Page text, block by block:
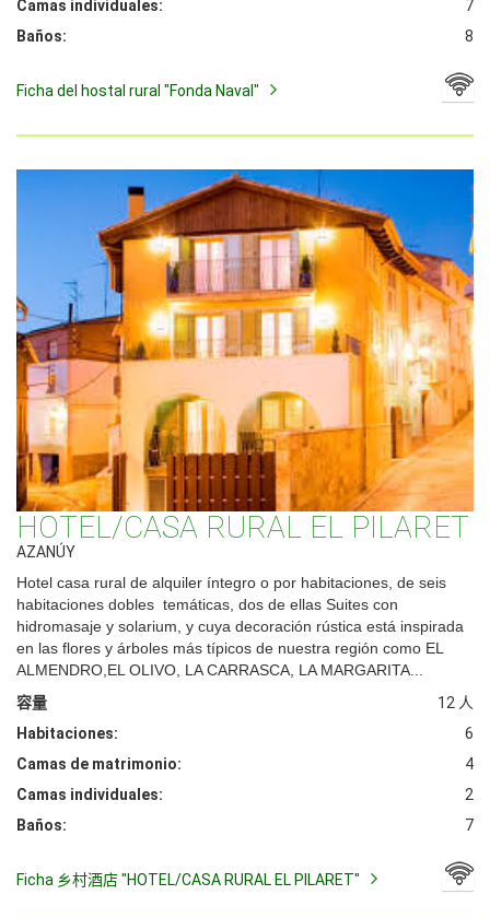
Camas individuales:
7
Baños:
8
Ficha del hostal rural "Fonda Naval"
HOTEL/CASA RURAL EL PILARET
AZANÚY
Hotel casa rural de alquiler íntegro o por habitaciones, de seis
habitaciones dobles temáticas, dos de ellas Suites con
hidromasaje y solarium, y cuya decoración rústica está inspirada
en las flores y árboles más típicos de nuestra región como EL
ALMENDRO,EL OLIVO, LA CARRASCA, LA MARGARITA...
容量
12 人
Habitaciones:
6
Camas de matrimonio:
4
Camas individuales:
2
Baños:
7
Ficha 乡村酒店 "HOTEL/CASA RURAL EL PILARET"